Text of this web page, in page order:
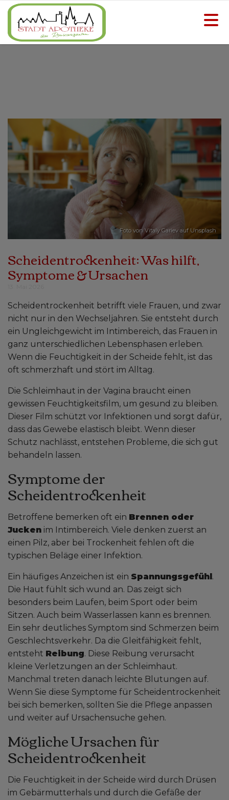
Foto vonVitaly Garievauf Unsplash
Scheidentrockenheit: Was hilft,
Symptome & Ursachen
Scheidentrockenheit betrifft viele Frauen, und zwar
nicht nur in den Wechseljahren. Sie entsteht durch
ein Ungleichgewicht im Intimbereich, das Frauen in
ganz unterschiedlichen Lebensphasen erleben.
Wenn die Feuchtigkeit in der Scheide fehlt, ist das
oft schmerzhaft und stört im Alltag.
Die Schleimhaut in der Vagina braucht einen
gewissen Feuchtigkeitsfilm, um gesund zu bleiben.
Dieser Film schützt vor Infektionen und sorgt dafür,
dass das Gewebe elastisch bleibt. Wenn dieser
Schutz nachlässt, entstehen Probleme, die sich gut
behandeln lassen.
Symptome der
Scheidentrockenheit
Betroffene bemerken oft ein Brennen oder
Jucken im Intimbereich. Viele denken zuerst an
einen Pilz, aber bei Trockenheit fehlen oft die
typischen Beläge einer Infektion.
Ein häufiges Anzeichen ist ein Spannungsgefühl.
Die Haut fühlt sich wund an. Das zeigt sich
besonders beim Laufen, beim Sport oder beim
Sitzen. Auch beim Wasserlassen kann es brennen.
Ein sehr deutliches Symptom sind Schmerzen beim
Geschlechtsverkehr. Da die Gleitfähigkeit fehlt,
entsteht Reibung. Diese Reibung verursacht
kleine Verletzungen an der Schleimhaut.
Manchmal treten danach leichte Blutungen auf.
Wenn Sie diese Symptome für Scheidentrockenheit
bei sich bemerken, sollten Sie die Pflege anpassen
und weiter auf Ursachensuche gehen.
Mögliche Ursachen für
Scheidentrockenheit
Die Feuchtigkeit in der Scheide wird durch Drüsen
im Gebärmutterhals und durch die Gefäße der